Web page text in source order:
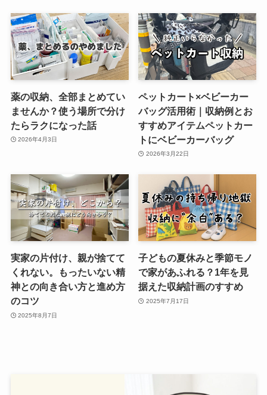
薬の収納、全部まとめてい
ませんか？使う場所で分け
たらラクになった話
2026年4月3日
ペットカート×ベビーカー
バッグ活用術｜収納例とお
すすめアイテムペットカー
トにベビーカーバッグ
2026年3月22日
実家の片付け、親が捨てて
くれない。もったいない精
神との向き合い方と進め方
のコツ
2025年8月7日
子どもの夏休みと季節モノ
で家があふれる？1年を見
据えた収納計画のすすめ
2025年7月17日